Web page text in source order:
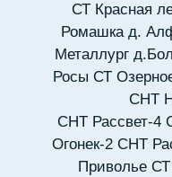
СТ Красная
Ромашка д.
Металлург
Росы СТ
СНТ
СНТ Рассвет-4
Огонек-2 СНТ
Приволье